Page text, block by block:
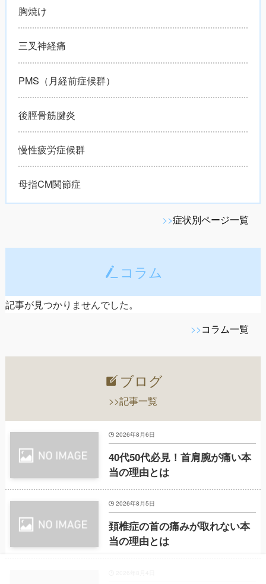
胸焼け
三叉神経痛
PMS（月経前症候群）
後脛骨筋腱炎
慢性疲労症候群
母指CM関節症
>>症状別ページ一覧
コラム
記事が見つかりませんでした。
>>コラム一覧
ブログ
>>記事一覧
40代50代必見！首肩腕が痛い本
当の理由とは
2026年8月6日
頚椎症の首の痛みが取れない本
当の理由とは
2026年8月5日